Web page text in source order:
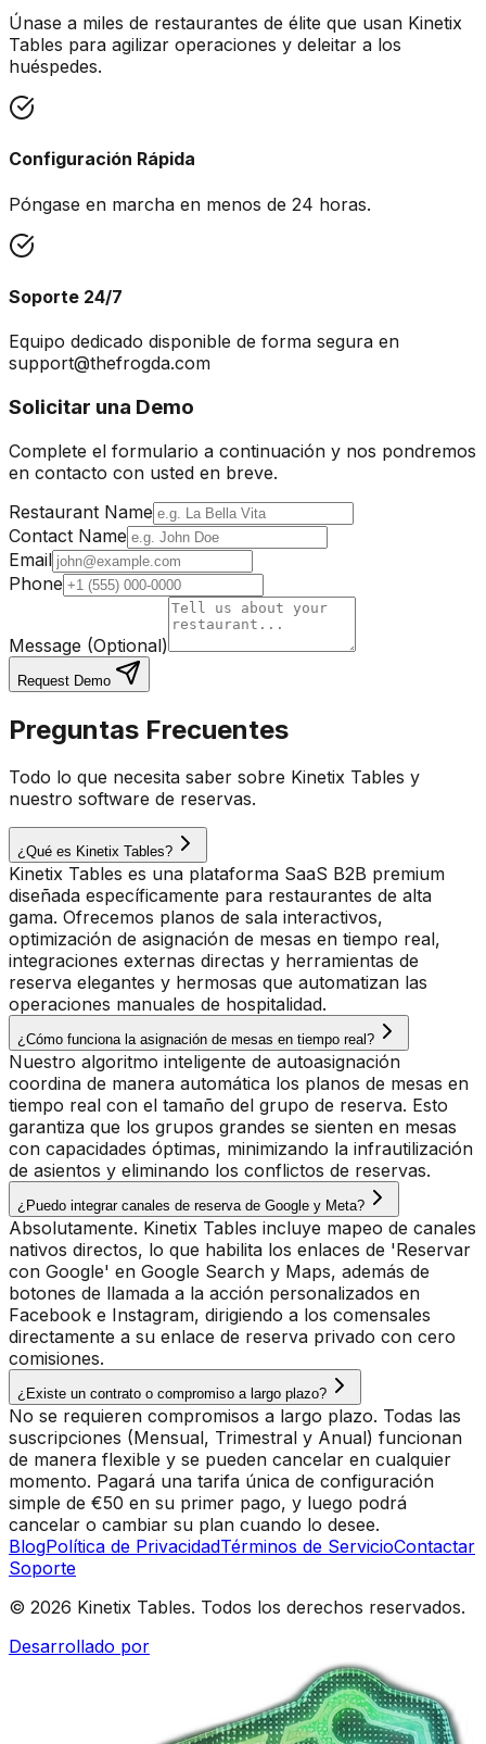
Únase a miles de restaurantes de élite que usan Kinetix
Tables para agilizar operaciones y deleitar a los
huéspedes.
Configuración Rápida
Póngase en marcha en menos de 24 horas.
Soporte 24/7
Equipo dedicado disponible de forma segura en
support@thefrogda.com
Solicitar una Demo
Complete el formulario a continuación y nos pondremos
en contacto con usted en breve.
Restaurant Name
Contact Name
Email
Phone
Message (Optional)
Request Demo
Preguntas Frecuentes
Todo lo que necesita saber sobre Kinetix Tables y
nuestro software de reservas.
¿Qué es Kinetix Tables?
Kinetix Tables es una plataforma SaaS B2B premium
diseñada específicamente para restaurantes de alta
gama. Ofrecemos planos de sala interactivos,
optimización de asignación de mesas en tiempo real,
integraciones externas directas y herramientas de
reserva elegantes y hermosas que automatizan las
operaciones manuales de hospitalidad.
¿Cómo funciona la asignación de mesas en tiempo real?
Nuestro algoritmo inteligente de autoasignación
coordina de manera automática los planos de mesas en
tiempo real con el tamaño del grupo de reserva. Esto
garantiza que los grupos grandes se sienten en mesas
con capacidades óptimas, minimizando la infrautilización
de asientos y eliminando los conflictos de reservas.
¿Puedo integrar canales de reserva de Google y Meta?
Absolutamente. Kinetix Tables incluye mapeo de canales
nativos directos, lo que habilita los enlaces de 'Reservar
con Google' en Google Search y Maps, además de
botones de llamada a la acción personalizados en
Facebook e Instagram, dirigiendo a los comensales
directamente a su enlace de reserva privado con cero
comisiones.
¿Existe un contrato o compromiso a largo plazo?
No se requieren compromisos a largo plazo. Todas las
suscripciones (Mensual, Trimestral y Anual) funcionan
de manera flexible y se pueden cancelar en cualquier
momento. Pagará una tarifa única de configuración
simple de €50 en su primer pago, y luego podrá
cancelar o cambiar su plan cuando lo desee.
BlogPolítica de PrivacidadTérminos de ServicioContactar
Soporte
© 2026 Kinetix Tables. Todos los derechos reservados.
Desarrollado por